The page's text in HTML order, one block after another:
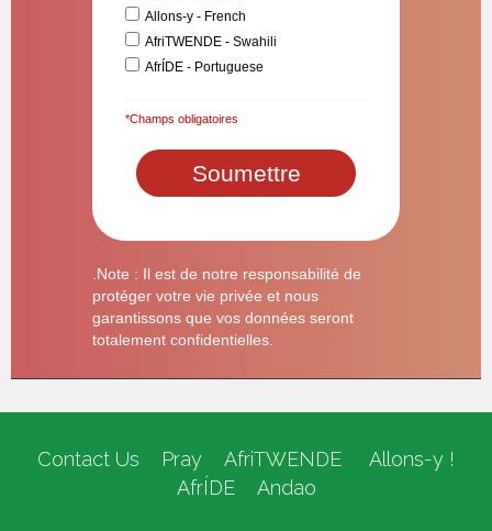
Allons-y - French
AfriTWENDE - Swahili
AfrÍDE - Portuguese
*Champs obligatoires
.Note : Il est de notre responsabilité de
protéger votre vie privée et nous
garantissons que vos données seront
totalement confidentielles.
Contact Us Pray AfriTWENDE
Allons-y !
AfrÍDE
Andao